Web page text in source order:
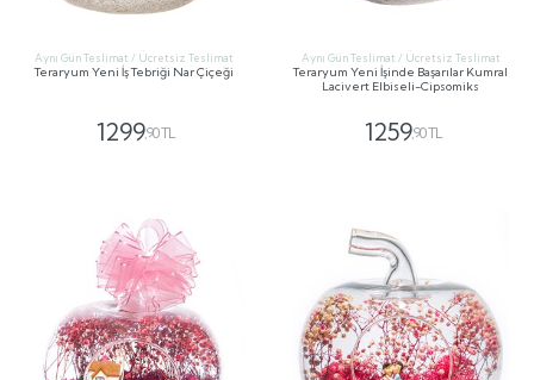
Aynı Gün Teslimat / Ücretsiz Teslimat
Teraryum Yeni İş Tebriği Nar Çiçeği
1299,90 TL
Aynı Gün Teslimat / Ücretsiz Teslimat
Teraryum Yeni İşinde Başarılar Kumral
Lacivert Elbiseli-Cipsomiks
1259,90 TL